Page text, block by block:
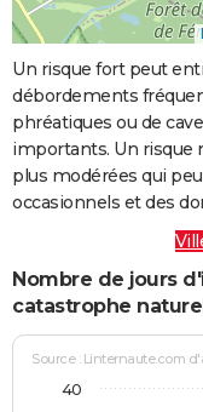
Un risque fort peut
débordements
phréatiques ou de
importants. Un risque
plus modérées qui
occasionnels et des
Nombre de jours
catastrophe
Source : Linternaute.com
40